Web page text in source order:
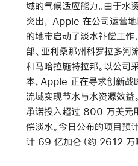
域的气候适应能力。由于水
突出， Apple 在公司运营
的地带启动了淡水补偿工作
部、亚利桑那州科罗拉多河
和马哈拉施特拉邦。以公司
本，Apple 正在寻求创新战
流域实现节水与水资源效
承诺投入超过 800 万美元
偿淡水。今日公布的项目
计 69 亿加仑（约 2612 万